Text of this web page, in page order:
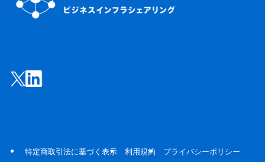
特定商取引法に基づく表示 利用規約 プライバシーポリシー